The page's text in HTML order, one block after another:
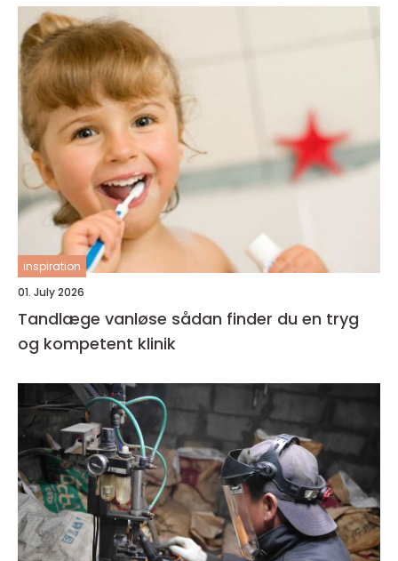
inspiration
01. July 2026
Tandlæge vanløse sådan finder du en tryg
og kompetent klinik